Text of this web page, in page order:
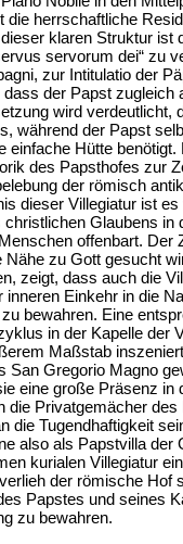
herrschaftliche
klaren Struktur ist
servorum dei“ zu
zur Intitulatio der
der Papst zugleich
wird verdeutlicht,
während der Papst
einfache Hütte
des Papsthofes zur
der römisch
dieser Villegiatur ist
Glaubens
offenbart. Der
zu Gott gesucht
zeigt, dass auch die
Einkehr in die
bewahren. Eine
in der Kapelle der
Maßstab
Gregorio Magno
eine große Präsenz in
Privatgemächer
die Tugendhaftigkeit
also als Papstvilla der
kurialen Villegiatur
der römische Hof
Papstes und seines
zu bewahren.